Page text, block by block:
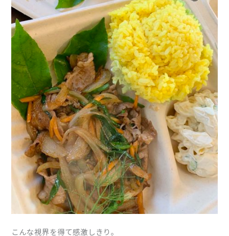
こんな視界を得て感激しきり。